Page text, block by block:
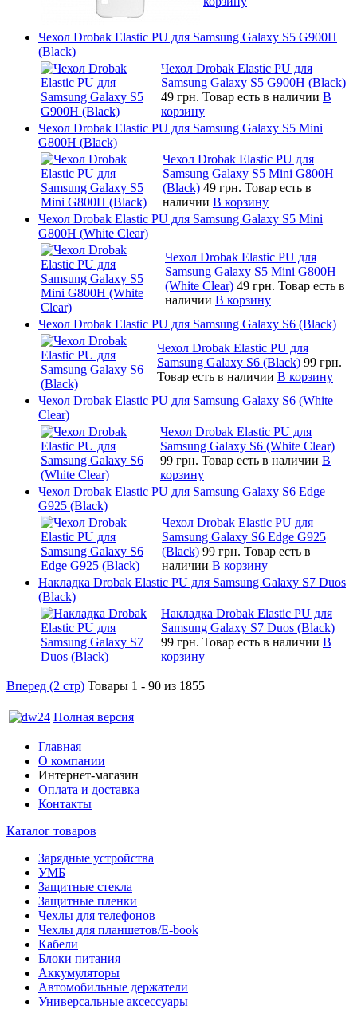
Чехол Drobak Elastic PU для Samsung Galaxy S5 G900H
(Black)
Чехол Drobak Elastic PU для
Samsung Galaxy S5 G900H (Black)
49 грн. Товар есть в наличии В
корзину
Чехол Drobak Elastic PU для Samsung Galaxy S5 Mini
G800H (Black)
Чехол Drobak Elastic PU для
Samsung Galaxy S5 Mini G800H
(Black) 49 грн. Товар есть в
наличии В корзину
Чехол Drobak Elastic PU для Samsung Galaxy S5 Mini
G800H (White Clear)
Чехол Drobak Elastic PU для
Samsung Galaxy S5 Mini G800H
(White Clear) 49 грн. Товар есть в
наличии В корзину
Чехол Drobak Elastic PU для Samsung Galaxy S6 (Black)
Чехол Drobak Elastic PU для
Samsung Galaxy S6 (Black) 99 грн.
Товар есть в наличии В корзину
Чехол Drobak Elastic PU для Samsung Galaxy S6 (White
Clear)
Чехол Drobak Elastic PU для
Samsung Galaxy S6 (White Clear)
99 грн. Товар есть в наличии В
корзину
Чехол Drobak Elastic PU для Samsung Galaxy S6 Edge
G925 (Black)
Чехол Drobak Elastic PU для
Samsung Galaxy S6 Edge G925
(Black) 99 грн. Товар есть в
наличии В корзину
Накладка Drobak Elastic PU для Samsung Galaxy S7 Duos
(Black)
Накладка Drobak Elastic PU для
Samsung Galaxy S7 Duos (Black)
99 грн. Товар есть в наличии В
корзину
Вперед (2 стр) Товары 1 - 90 из 1855
Полная версия
Главная
О компании
Интернет-магазин
Оплата и доставка
Контакты
Каталог товаров
Зарядные устройства
УМБ
Защитные стекла
Защитные пленки
Чехлы для телефонов
Чехлы для планшетов/E-book
Кабели
Блоки питания
Аккумуляторы
Автомобильные держатели
Универсальные аксессуары